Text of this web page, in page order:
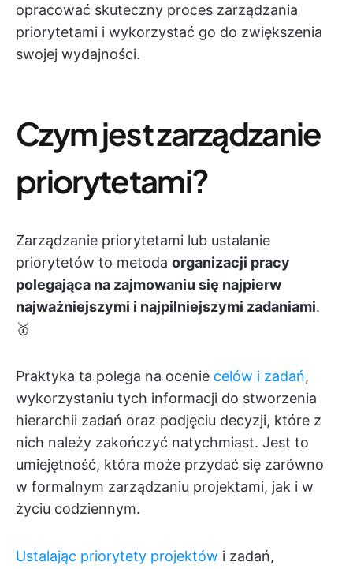
opracować skuteczny proces zarządzania
priorytetami i wykorzystać go do zwiększenia
swojej wydajności.
Czym jest zarządzanie
priorytetami?
Zarządzanie priorytetami lub ustalanie
priorytetów to metoda organizacji pracy
polegająca na zajmowaniu się najpierw
najważniejszymi i najpilniejszymi zadaniami.
🥇
Praktyka ta polega na ocenie celów i zadań,
wykorzystaniu tych informacji do stworzenia
hierarchii zadań oraz podjęciu decyzji, które z
nich należy zakończyć natychmiast. Jest to
umiejętność, która może przydać się zarówno
w formalnym zarządzaniu projektami, jak i w
życiu codziennym.
Ustalając priorytety projektów i zadań,